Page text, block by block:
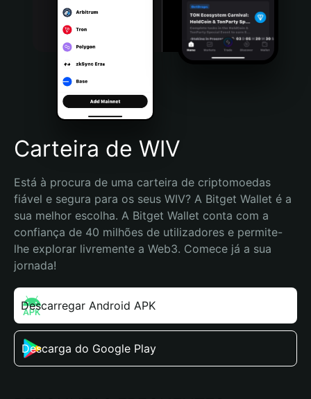
Bahasa Indonesia
Português (Brasil)
Español (Argentina)
Carteira de WIV
Está à procura de uma carteira de criptomoedas
fiável e segura para os seus WIV? A Bitget Wallet é a
sua melhor escolha. A Bitget Wallet conta com a
confiança de 40 milhões de utilizadores e permite-
lhe explorar livremente a Web3. Comece já a sua
jornada!
Descarregar Android APK
Descarga do Google Play